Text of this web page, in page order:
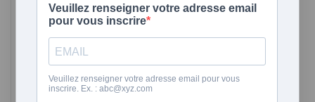
Bouillotte à eau Velours
Bleue, Fleur, 2 litres